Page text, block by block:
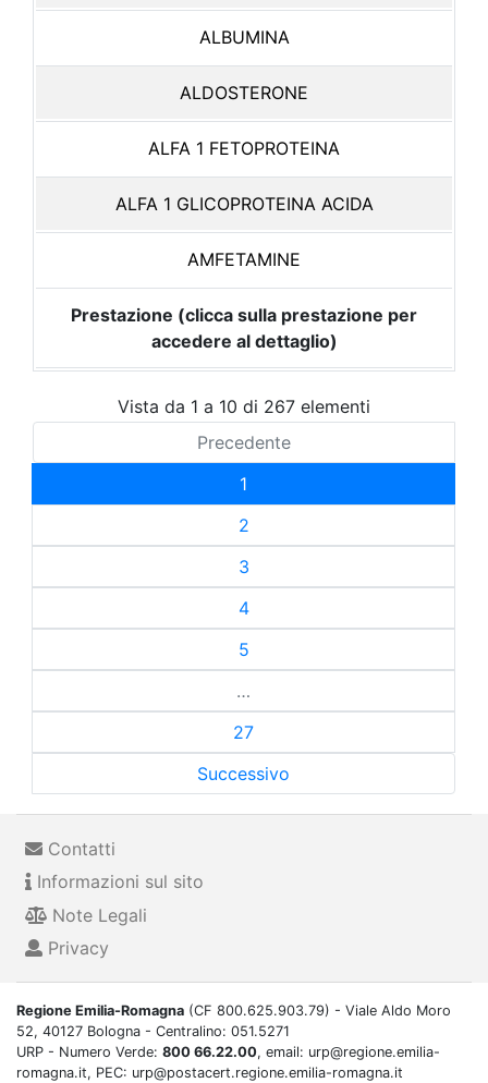
ALBUMINA
ALDOSTERONE
ALFA 1 FETOPROTEINA
ALFA 1 GLICOPROTEINA ACIDA
AMFETAMINE
Prestazione (clicca sulla prestazione per
accedere al dettaglio)
Vista da 1 a 10 di 267 elementi
Precedente
1
2
3
4
5
…
27
Successivo
Contatti
Informazioni sul sito
Note Legali
Privacy
Regione Emilia-Romagna (CF 800.625.903.79) - Viale Aldo Moro
52, 40127 Bologna - Centralino: 051.5271
URP - Numero Verde: 800 66.22.00, email: urp@regione.emilia-
romagna.it, PEC: urp@postacert.regione.emilia-romagna.it